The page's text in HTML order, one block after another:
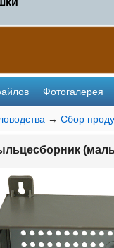
Фотогалерея
→ Сбор